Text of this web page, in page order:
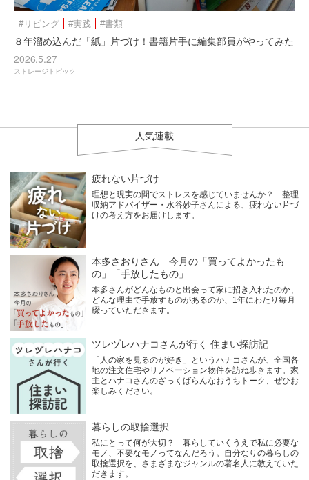
#リビング #実践 #書類
８年溜め込んだ「紙」片づけ！書籍片手に編集部員がやってみた
2026.5.27
ストレージトピック
人気連載
疲れない片づけ
理想と現実の間でストレスを感じていませんか？ 整理
収納アドバイザー・水谷妙子さんによる、疲れない片づ
けの考え方をお届けします。
本多さおりさん 今月の「買ってよかったも
の」「手放したもの」
本多さんがどんなものと出会って家に招き入れたのか、
どんな理由で手放すものがあるのか、1年にわたり毎月
綴っていただきます。
ツレヅレハナコさんが行く 住まい探訪記
「人の家を見るのが好き」というハナコさんが、全国各
地の注文住宅やリノベーション物件を訪ね歩きます。家
主とハナコさんのざっくばらんなおうちトーク、ぜひお
楽しみください。
暮らしの取捨選択
私にとって何が大切？ 暮らしていくうえで私に必要な
モノ、不要なモノってなんだろう。自分なりの暮らしの
取捨選択を、さまざまなジャンルの著名人に教えていた
だきます。